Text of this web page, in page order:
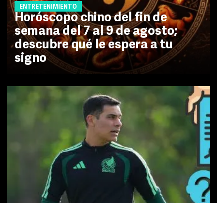
ENTRETENIMIENTO
Horóscopo chino del fin de
semana del 7 al 9 de agosto;
descubre qué le espera a tu
signo